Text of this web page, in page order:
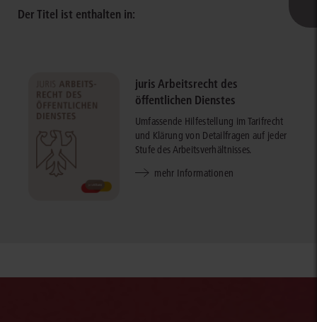
Der Titel ist enthalten in:
juris Arbeitsrecht des
öffentlichen Dienstes
Umfassende Hilfestellung im Tarifrecht
und Klärung von Detailfragen auf jeder
Stufe des Arbeitsverhältnisses.
mehr Informationen